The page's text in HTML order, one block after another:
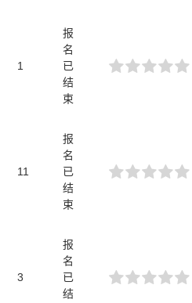
1
报
名
已
结
束
11
报
名
已
结
束
3
报
名
已
结